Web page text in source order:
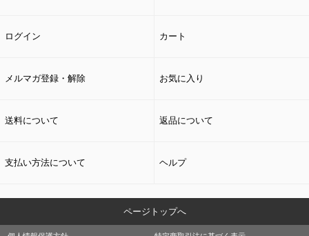
ログイン カート
メルマガ登録・解除 お気に入り
送料について 返品について
支払い方法について ヘルプ
ページトップへ